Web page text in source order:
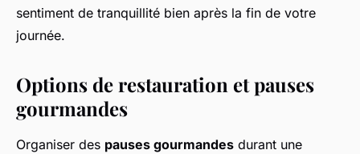
sentiment de tranquillité bien après la fin de votre
journée.
Options de restauration et pauses
gourmandes
Organiser des pauses gourmandes durant une